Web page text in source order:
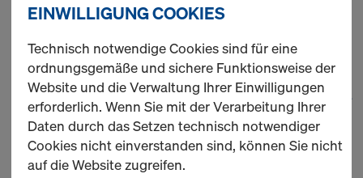
Ankersystem 15,0
63 Produkte gefunden
Meist gesucht
EINWILLIGUNG COOKIES
Technisch notwendige Cookies sind für eine
ordnungsgemäße und sichere Funktionsweise der
Website und die Verwaltung Ihrer Einwilligungen
erforderlich. Wenn Sie mit der Verarbeitung Ihrer
Daten durch das Setzen technisch notwendiger
Cookies nicht einverstanden sind, können Sie nicht
auf die Website zugreifen.